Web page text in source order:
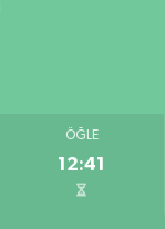
ÖĞLE
12:41